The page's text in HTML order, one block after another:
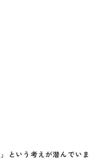
という考えが潜んでいま